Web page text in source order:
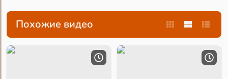
Похожие видео